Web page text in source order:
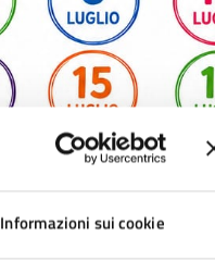
Informazioni sui cookie